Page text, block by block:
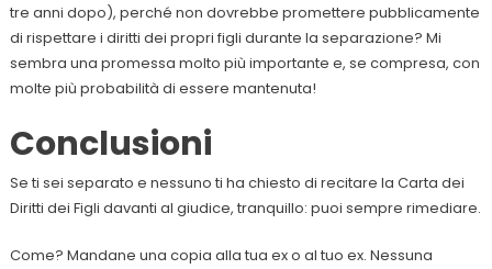
tre anni dopo), perché non dovrebbe promettere pubblicamente
di rispettare i diritti dei propri figli durante la separazione? Mi
sembra una promessa molto più importante e, se compresa, con
molte più probabilità di essere mantenuta!
Conclusioni
Se ti sei separato e nessuno ti ha chiesto di recitare la Carta dei
Diritti dei Figli davanti al giudice, tranquillo: puoi sempre rimediare.
Come? Mandane una copia alla tua ex o al tuo ex. Nessuna